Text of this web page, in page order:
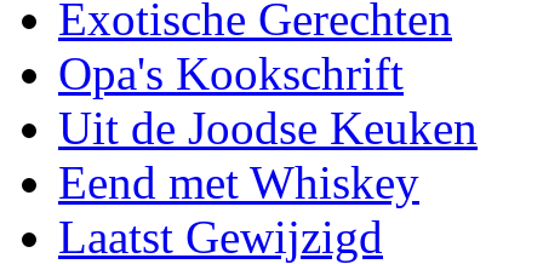
Exotische Gerechten
Opa's Kookschrift
Uit de Joodse Keuken
Eend met Whiskey
Laatst Gewijzigd